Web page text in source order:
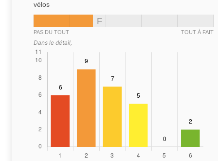
vélos
F
PAS DU TOUT TOUT À FAIT
Dans le détail,